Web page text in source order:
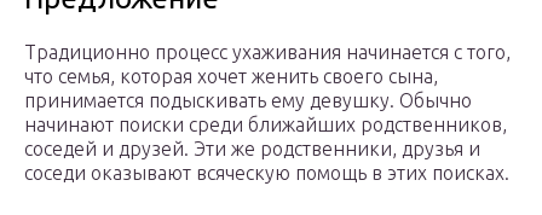
Традиционно процесс ухаживания начинается с того,
что семья, которая хочет женить своего сына,
принимается подыскивать ему девушку. Обычно
начинают поиски среди ближайших родственников,
соседей и друзей. Эти же родственники, друзья и
соседи оказывают всяческую помощь в этих поисках.